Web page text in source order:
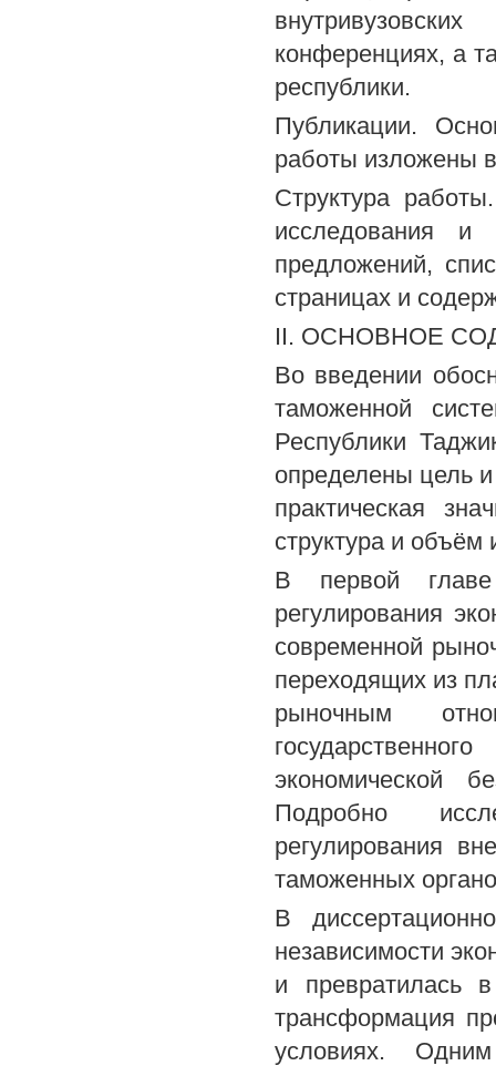
конференциях, а
республики.
Публикации.
работы изложены
Структура
исследования
предложений,
страницах и
II. ОСНОВНОЕ
Во введении
таможенной
Республики
определены цель
практическая
структура и объём
В первой главе
регулирования
современной
переходящих из
рыночным
экономической
Подробно
регулирования
таможенных
В
независимости
и превратилась
трансформация
условиях.